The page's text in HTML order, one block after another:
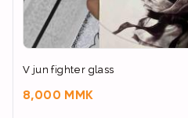
V jun fighter glass
8,000 MMK